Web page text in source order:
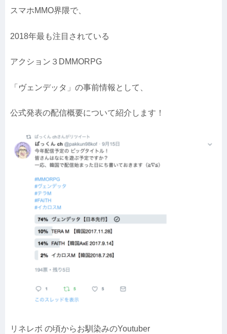
スマホMMO界隈で、
2018年最も注目されている
アクション３DMMORPG
「ヴェンデッタ」の事前情報として、
公式発表の配信概要について紹介します！
リネレボ の頃からお馴染みのYoutuber